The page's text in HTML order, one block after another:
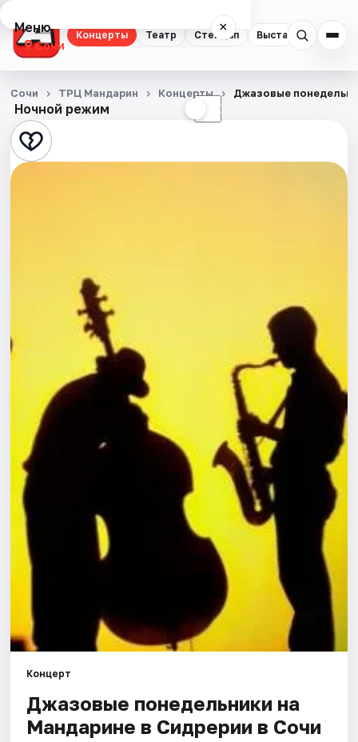
Концерты Театр Стендап Выставки
Меню ×
Сочи
Концерты
Театр
Стендап
События
Города
Площадки
Артисты
Рейтинги
Ночной режим ☾
Сочи ТРЦ Мандарин Концерты Джазовые
Концерт
Джазовые понедельники на
Мандарине в Сидрерии в Сочи